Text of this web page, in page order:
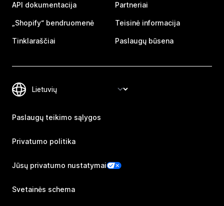
API dokumentacija
„Shopify“ bendruomenė
Tinklaraščiai
Partneriai
Teisinė informacija
Paslaugų būsena
Paslaugų teikimo sąlygos
Privatumo politika
Jūsų privatumo nustatymai
Svetainės schema